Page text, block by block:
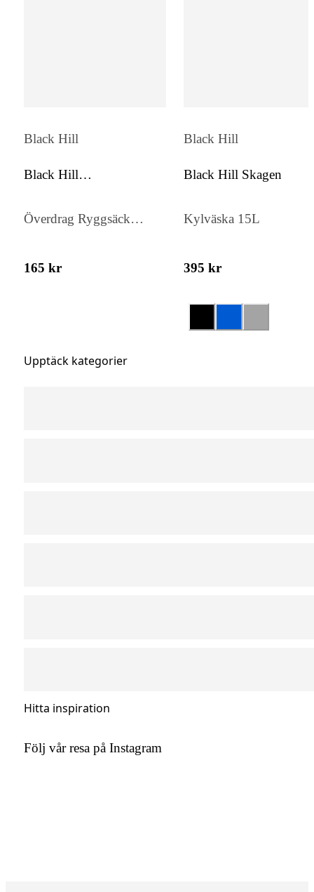
Black Hill
Black Hill
Överdrag Ryggsäck
165 kr
Black Hill
Black Hill Skagen
Kylväska 15L
395 kr
Upptäck kategorier
Hitta inspiration
Följ vår resa på Instagram